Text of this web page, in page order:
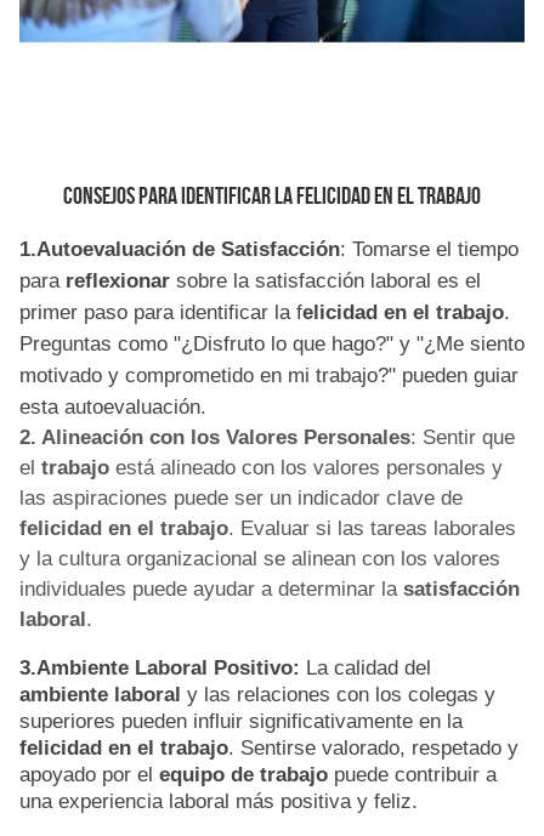
Consejos para Identificar la Felicidad en el Trabajo
1.Autoevaluación de Satisfacción: Tomarse el tiempo
parareflexionar sobre la satisfacción laboral es el
primer paso para identificar la felicidad en el trabajo.
Preguntas como "¿Disfruto lo que hago?" y "¿Me siento
motivado y comprometido en mi trabajo?" pueden guiar
esta autoevaluación.
2. Alineación con los Valores Personales: Sentir que
el trabajo está alineado con los valores personales y
las aspiraciones puede ser un indicador clave de
felicidad en el trabajo. Evaluar si las tareas laborales
y la cultura organizacional se alinean con los valores
individuales puede ayudar a determinar la satisfacción
laboral.
3.Ambiente Laboral Positivo: La calidad del
ambiente laboral y las relaciones con los colegas y
superiores pueden influir significativamente en la
felicidad en el trabajo. Sentirse valorado, respetado y
apoyado por el equipo de trabajo puede contribuir a
una experiencia laboral más positiva y feliz.